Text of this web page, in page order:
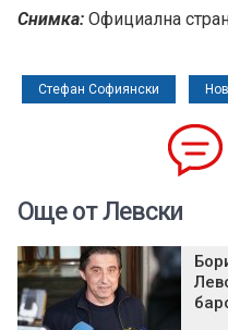
Снимка: Официална
Стефан Софиянски
Още от Левски